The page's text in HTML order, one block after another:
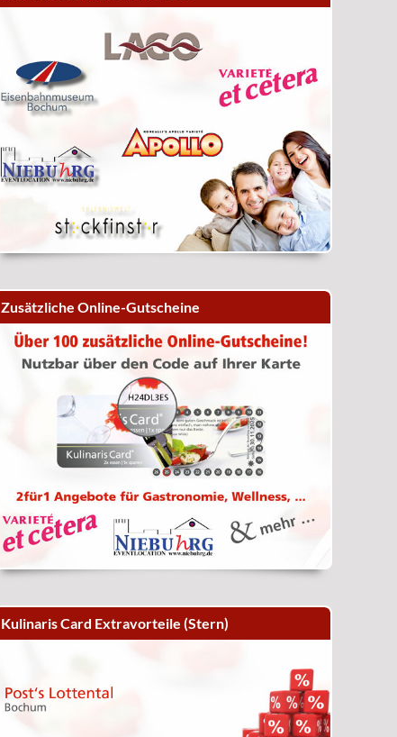
Zusätzliche Online-Gutscheine
Kulinaris Card Extravorteile (Stern)